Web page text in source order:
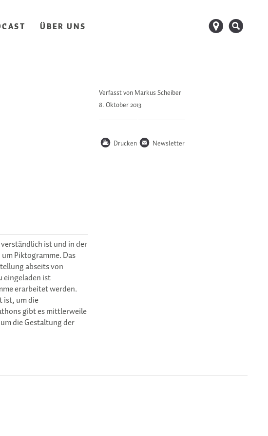
ÜBER UNS d s
ist und in der
Piktogramme. Das
abseits von
eingeladen ist
erarbeitet werden.
ist, um die
gibt es mittlerweile
die Gestaltung der
Verfasst von Markus Scheiber
8. Oktober2013
P Drucken n Newsletter